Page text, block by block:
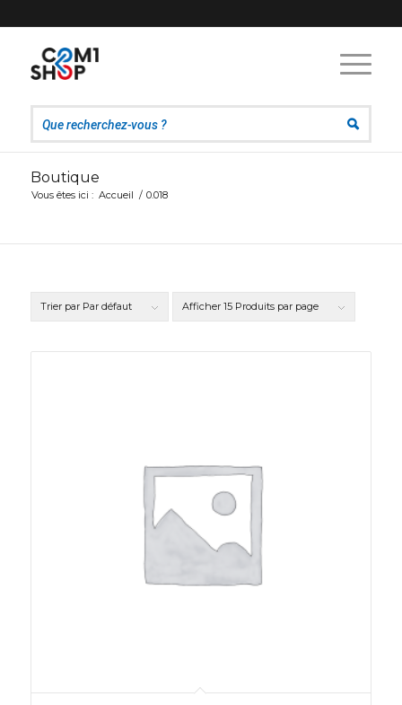
Boutique
Vous êtes ici : Accueil / 0.018
Trier par Par défaut Afficher 15 Produits par page